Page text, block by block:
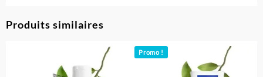
Produits similaires
Promo !